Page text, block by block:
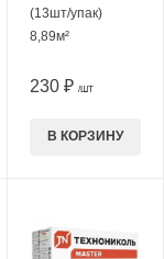
(13шт/упак)
8,89м²
230 ₽ /ШТ
В КОРЗИНУ